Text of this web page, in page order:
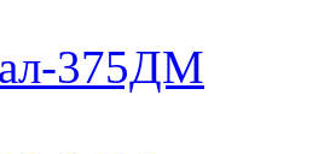
375ДМ